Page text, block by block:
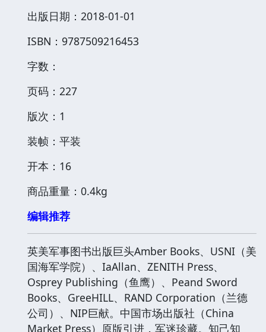
出版日期：2018-01-01
ISBN：9787509216453
字数：
页码：227
版次：1
装帧：平装
开本：16
商品重量：0.4kg
编辑推荐
英美军事图书出版巨头Amber Books、USNI（美
国海军学院）、IaAllan、ZENITH Press、
Osprey Publishing（鱼鹰）、Peand Sword
Books、GreeHILL、RAND Corporation（兰德
公司）、NIP巨献。中国市场出版社（China
Market Press）原版引进，军迷珍藏。知己知